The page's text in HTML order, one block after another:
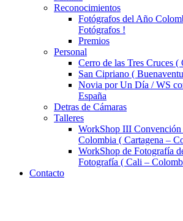
Reconocimientos
Fotógrafos del Año
Fotógrafos !
Premios
Personal
Cerro de las Tres Cruces
San Cipriano (
Novia por Un Día / WS
España
Detras de Cámaras
Talleres
WorkShop III Convención
Colombia ( Cartagena –
WorkShop de Fotografía
Fotografía ( Cali –
Contacto